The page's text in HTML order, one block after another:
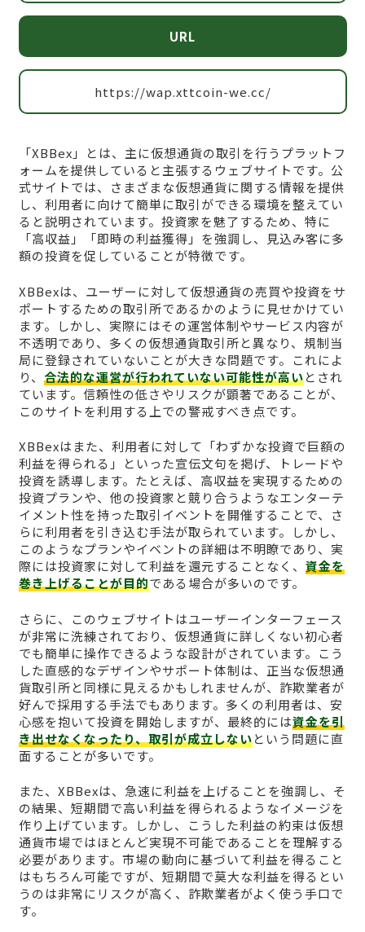
URL
https://wap.xttcoin-we.cc/
「XBBex」とは、主に仮想通貨の取引を行うプラットフ
ォームを提供していると主張するウェブサイトです。公
式サイトでは、さまざまな仮想通貨に関する情報を提供
し、利用者に向けて簡単に取引ができる環境を整えてい
ると説明されています。投資家を魅了するため、特に
「高収益」「即時の利益獲得」を強調し、見込み客に多
額の投資を促していることが特徴です。
XBBexは、ユーザーに対して仮想通貨の売買や投資をサ
ポートするための取引所であるかのように見せかけてい
ます。しかし、実際にはその運営体制やサービス内容が
不透明であり、多くの仮想通貨取引所と異なり、規制当
局に登録されていないことが大きな問題です。これによ
り、 合法的な運営が行われていない可能性が高いとされ
ています。信頼性の低さやリスクが顕著であることが、
このサイトを利用する上での警戒すべき点です。
XBBexはまた、利用者に対して「わずかな投資で巨額の
利益を得られる」といった宣伝文句を掲げ、トレードや
投資を誘導します。たとえば、高収益を実現するための
投資プランや、他の投資家と競り合うようなエンターテ
イメント性を持った取引イベントを開催することで、さ
らに利用者を引き込む手法が取られています。しかし、
このようなプランやイベントの詳細は不明瞭であり、実
際には投資家に対して利益を還元することなく、 資金を
巻き上げることが目的である場合が多いのです。
さらに、このウェブサイトはユーザーインターフェース
が非常に洗練されており、仮想通貨に詳しくない初心者
でも簡単に操作できるような設計がされています。こう
した直感的なデザインやサポート体制は、正当な仮想通
貨取引所と同様に見えるかもしれませんが、詐欺業者が
好んで採用する手法でもあります。多くの利用者は、安
心感を抱いて投資を開始しますが、最終的には資金を引
き出せなくなったり、取引が成立しないという問題に直
面することが多いです。
また、XBBexは、急速に利益を上げることを強調し、そ
の結果、短期間で高い利益を得られるようなイメージを
作り上げています。しかし、こうした利益の約束は仮想
通貨市場ではほとんど実現不可能であることを理解する
必要があります。市場の動向に基づいて利益を得ること
はもちろん可能ですが、短期間で莫大な利益を得るとい
うのは非常にリスクが高く、詐欺業者がよく使う手口で
す。